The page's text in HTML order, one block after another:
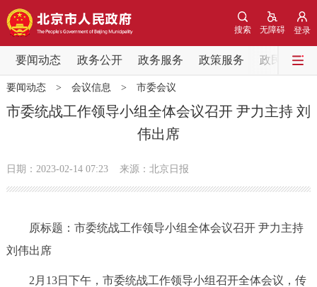
登录
无障碍
搜索
要闻动态 政务公开 政务服务 政策服务 政民互动
要闻动态
党中央精神 国务院信息
会议信息
市领导
要闻动态> 会议信息 > 市委会议
市委统战工作领导小组全体会议召开 尹力主持 刘
伟出席
日期：2023-02-14 07:23 来源：北京日报
原标题：市委统战工作领导小组全体会议召开 尹力主持
刘伟出席
2月13日下午，市委统战工作领导小组召开全体会议，传